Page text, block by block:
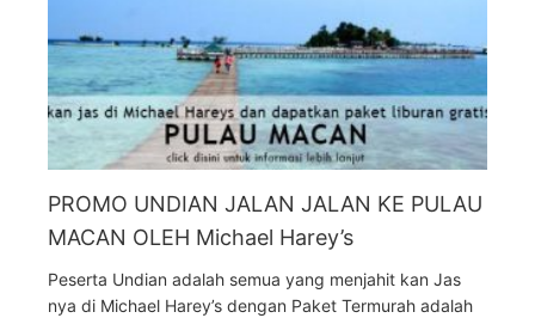
PROMO UNDIAN JALAN JALAN KE PULAU
MACAN OLEH Michael Harey’s
Peserta Undian adalah semua yang menjahit kan Jas
nya di Michael Harey’s dengan Paket Termurah adalah